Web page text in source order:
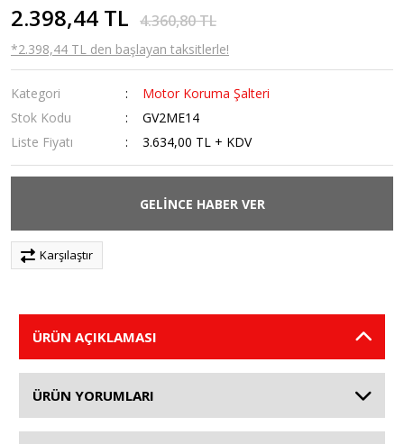
2.398,44 TL 4.360,80 TL
*2.398,44 TL den başlayan taksitlerle!
Kategori
Motor Koruma Şalteri
Stok Kodu
GV2ME14
Liste Fiyatı
3.634,00 TL + KDV
GELİNCE HABER VER
Karşılaştır
ÜRÜN AÇIKLAMASI
ÜRÜN YORUMLARI